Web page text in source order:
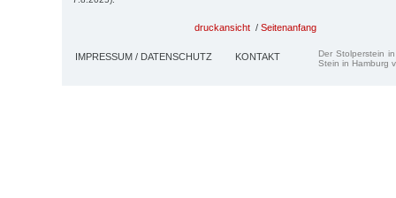
druckansicht / Seitenanfang
IMPRESSUM / DATENSCHUTZ KONTAKT
Der Stolperstein
Stein in Hamburg